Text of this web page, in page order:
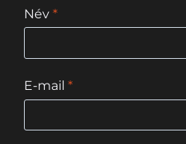
Név *
E-mail *